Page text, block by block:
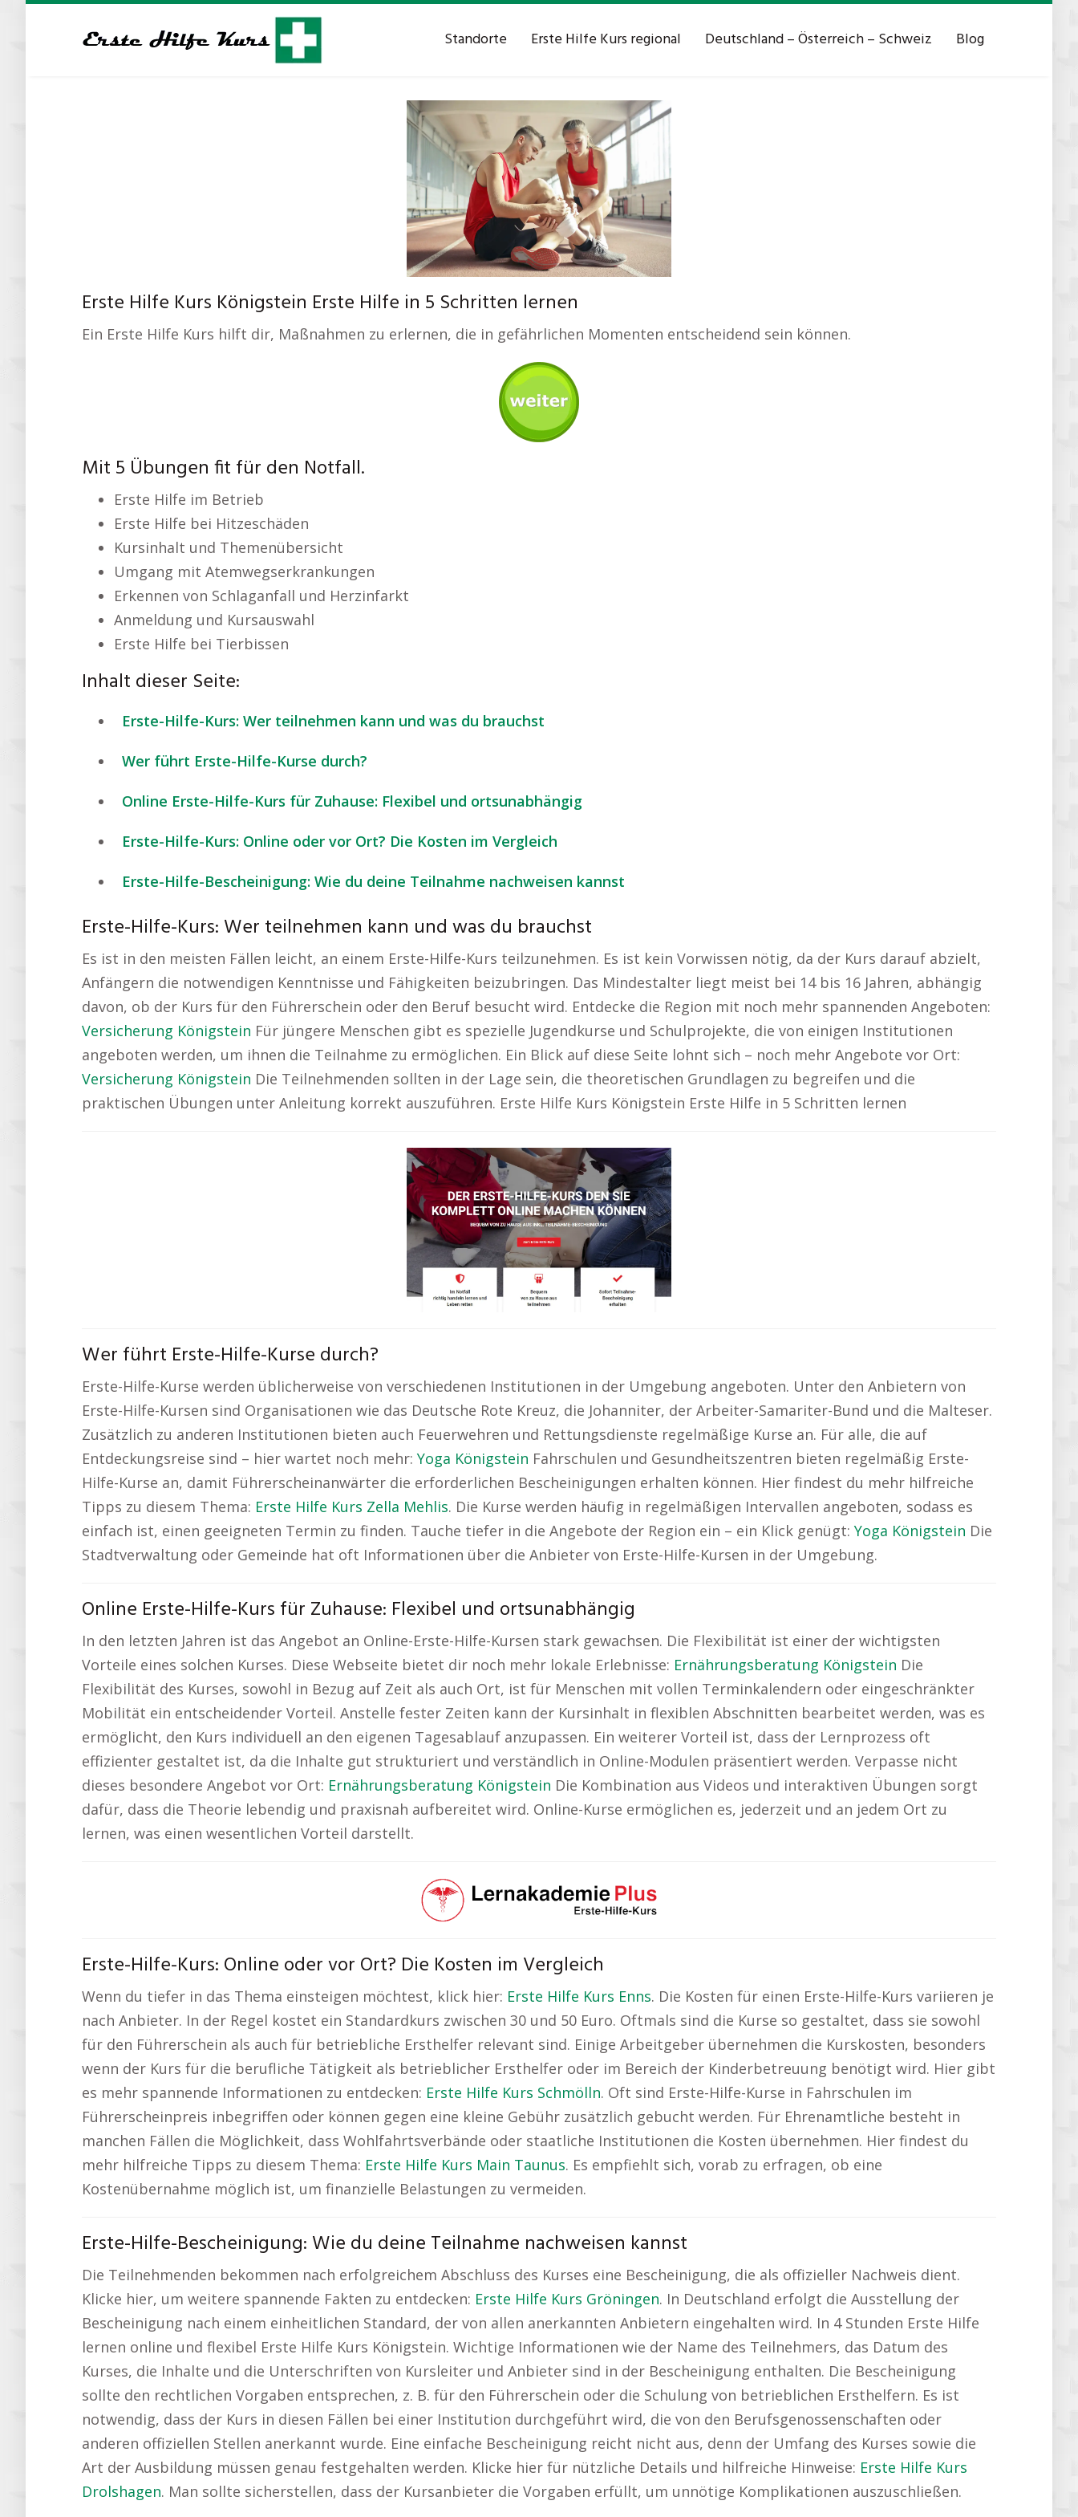
Standorte Erste Hilfe Kurs regional Deutschland – Österreich – Schweiz Blog
Erste Hilfe Kurs Königstein Erste Hilfe in 5 Schritten lernen
Ein Erste Hilfe Kurs hilft dir, Maßnahmen zu erlernen, die in gefährlichen Momenten entscheidend sein können.
Mit 5 Übungen fit für den Notfall.
Erste Hilfe im Betrieb
Erste Hilfe bei Hitzeschäden
Kursinhalt und Themenübersicht
Umgang mit Atemwegserkrankungen
Erkennen von Schlaganfall und Herzinfarkt
Anmeldung und Kursauswahl
Erste Hilfe bei Tierbissen
Inhalt dieser Seite:
Erste-Hilfe-Kurs: Wer teilnehmen kann und was du brauchst
Wer führt Erste-Hilfe-Kurse durch?
Online Erste-Hilfe-Kurs für Zuhause: Flexibel und ortsunabhängig
Erste-Hilfe-Kurs: Online oder vor Ort? Die Kosten im Vergleich
Erste-Hilfe-Bescheinigung: Wie du deine Teilnahme nachweisen kannst
Erste-Hilfe-Kurs: Wer teilnehmen kann und was du brauchst
Es ist in den meisten Fällen leicht, an einem Erste-Hilfe-Kurs teilzunehmen. Es ist kein Vorwissen nötig, da der Kurs darauf abzielt,
Anfängern die notwendigen Kenntnisse und Fähigkeiten beizubringen. Das Mindestalter liegt meist bei 14 bis 16 Jahren, abhängig
davon, ob der Kurs für den Führerschein oder den Beruf besucht wird. Entdecke die Region mit noch mehr spannenden Angeboten:
Versicherung Königstein Für jüngere Menschen gibt es spezielle Jugendkurse und Schulprojekte, die von einigen Institutionen
angeboten werden, um ihnen die Teilnahme zu ermöglichen. Ein Blick auf diese Seite lohnt sich – noch mehr Angebote vor Ort:
Versicherung Königstein Die Teilnehmenden sollten in der Lage sein, die theoretischen Grundlagen zu begreifen und die
praktischen Übungen unter Anleitung korrekt auszuführen. Erste Hilfe Kurs Königstein Erste Hilfe in 5 Schritten lernen
Wer führt Erste-Hilfe-Kurse durch?
Erste-Hilfe-Kurse werden üblicherweise von verschiedenen Institutionen in der Umgebung angeboten. Unter den Anbietern von
Erste-Hilfe-Kursen sind Organisationen wie das Deutsche Rote Kreuz, die Johanniter, der Arbeiter-Samariter-Bund und die Malteser.
Zusätzlich zu anderen Institutionen bieten auch Feuerwehren und Rettungsdienste regelmäßige Kurse an. Für alle, die auf
Entdeckungsreise sind – hier wartet noch mehr: Yoga Königstein Fahrschulen und Gesundheitszentren bieten regelmäßig Erste-
Hilfe-Kurse an, damit Führerscheinanwärter die erforderlichen Bescheinigungen erhalten können. Hier findest du mehr hilfreiche
Tipps zu diesem Thema: Erste Hilfe Kurs Zella Mehlis. Die Kurse werden häufig in regelmäßigen Intervallen angeboten, sodass es
einfach ist, einen geeigneten Termin zu finden. Tauche tiefer in die Angebote der Region ein – ein Klick genügt: Yoga Königstein Die
Stadtverwaltung oder Gemeinde hat oft Informationen über die Anbieter von Erste-Hilfe-Kursen in der Umgebung.
Online Erste-Hilfe-Kurs für Zuhause: Flexibel und ortsunabhängig
In den letzten Jahren ist das Angebot an Online-Erste-Hilfe-Kursen stark gewachsen. Die Flexibilität ist einer der wichtigsten
Vorteile eines solchen Kurses. Diese Webseite bietet dir noch mehr lokale Erlebnisse: Ernährungsberatung Königstein Die
Flexibilität des Kurses, sowohl in Bezug auf Zeit als auch Ort, ist für Menschen mit vollen Terminkalendern oder eingeschränkter
Mobilität ein entscheidender Vorteil. Anstelle fester Zeiten kann der Kursinhalt in flexiblen Abschnitten bearbeitet werden, was es
ermöglicht, den Kurs individuell an den eigenen Tagesablauf anzupassen. Ein weiterer Vorteil ist, dass der Lernprozess oft
effizienter gestaltet ist, da die Inhalte gut strukturiert und verständlich in Online-Modulen präsentiert werden. Verpasse nicht
dieses besondere Angebot vor Ort: Ernährungsberatung Königstein Die Kombination aus Videos und interaktiven Übungen sorgt
dafür, dass die Theorie lebendig und praxisnah aufbereitet wird. Online-Kurse ermöglichen es, jederzeit und an jedem Ort zu
lernen, was einen wesentlichen Vorteil darstellt.
Erste-Hilfe-Kurs: Online oder vor Ort? Die Kosten im Vergleich
Wenn du tiefer in das Thema einsteigen möchtest, klick hier: Erste Hilfe Kurs Enns. Die Kosten für einen Erste-Hilfe-Kurs variieren je
nach Anbieter. In der Regel kostet ein Standardkurs zwischen 30 und 50 Euro. Oftmals sind die Kurse so gestaltet, dass sie sowohl
für den Führerschein als auch für betriebliche Ersthelfer relevant sind. Einige Arbeitgeber übernehmen die Kurskosten, besonders
wenn der Kurs für die berufliche Tätigkeit als betrieblicher Ersthelfer oder im Bereich der Kinderbetreuung benötigt wird. Hier gibt
es mehr spannende Informationen zu entdecken: Erste Hilfe Kurs Schmölln. Oft sind Erste-Hilfe-Kurse in Fahrschulen im
Führerscheinpreis inbegriffen oder können gegen eine kleine Gebühr zusätzlich gebucht werden. Für Ehrenamtliche besteht in
manchen Fällen die Möglichkeit, dass Wohlfahrtsverbände oder staatliche Institutionen die Kosten übernehmen. Hier findest du
mehr hilfreiche Tipps zu diesem Thema: Erste Hilfe Kurs Main Taunus. Es empfiehlt sich, vorab zu erfragen, ob eine
Kostenübernahme möglich ist, um finanzielle Belastungen zu vermeiden.
Erste-Hilfe-Bescheinigung: Wie du deine Teilnahme nachweisen kannst
Die Teilnehmenden bekommen nach erfolgreichem Abschluss des Kurses eine Bescheinigung, die als offizieller Nachweis dient.
Klicke hier, um weitere spannende Fakten zu entdecken: Erste Hilfe Kurs Gröningen. In Deutschland erfolgt die Ausstellung der
Bescheinigung nach einem einheitlichen Standard, der von allen anerkannten Anbietern eingehalten wird. In 4 Stunden Erste Hilfe
lernen online und flexibel Erste Hilfe Kurs Königstein. Wichtige Informationen wie der Name des Teilnehmers, das Datum des
Kurses, die Inhalte und die Unterschriften von Kursleiter und Anbieter sind in der Bescheinigung enthalten. Die Bescheinigung
sollte den rechtlichen Vorgaben entsprechen, z. B. für den Führerschein oder die Schulung von betrieblichen Ersthelfern. Es ist
notwendig, dass der Kurs in diesen Fällen bei einer Institution durchgeführt wird, die von den Berufsgenossenschaften oder
anderen offiziellen Stellen anerkannt wurde. Eine einfache Bescheinigung reicht nicht aus, denn der Umfang des Kurses sowie die
Art der Ausbildung müssen genau festgehalten werden. Klicke hier für nützliche Details und hilfreiche Hinweise: Erste Hilfe Kurs
Drolshagen. Man sollte sicherstellen, dass der Kursanbieter die Vorgaben erfüllt, um unnötige Komplikationen auszuschließen.